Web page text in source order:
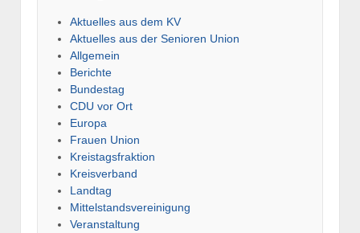
Aktuelles aus dem KV
Aktuelles aus der Senioren Union
Allgemein
Berichte
Bundestag
CDU vor Ort
Europa
Frauen Union
Kreistagsfraktion
Kreisverband
Landtag
Mittelstandsvereinigung
Veranstaltung